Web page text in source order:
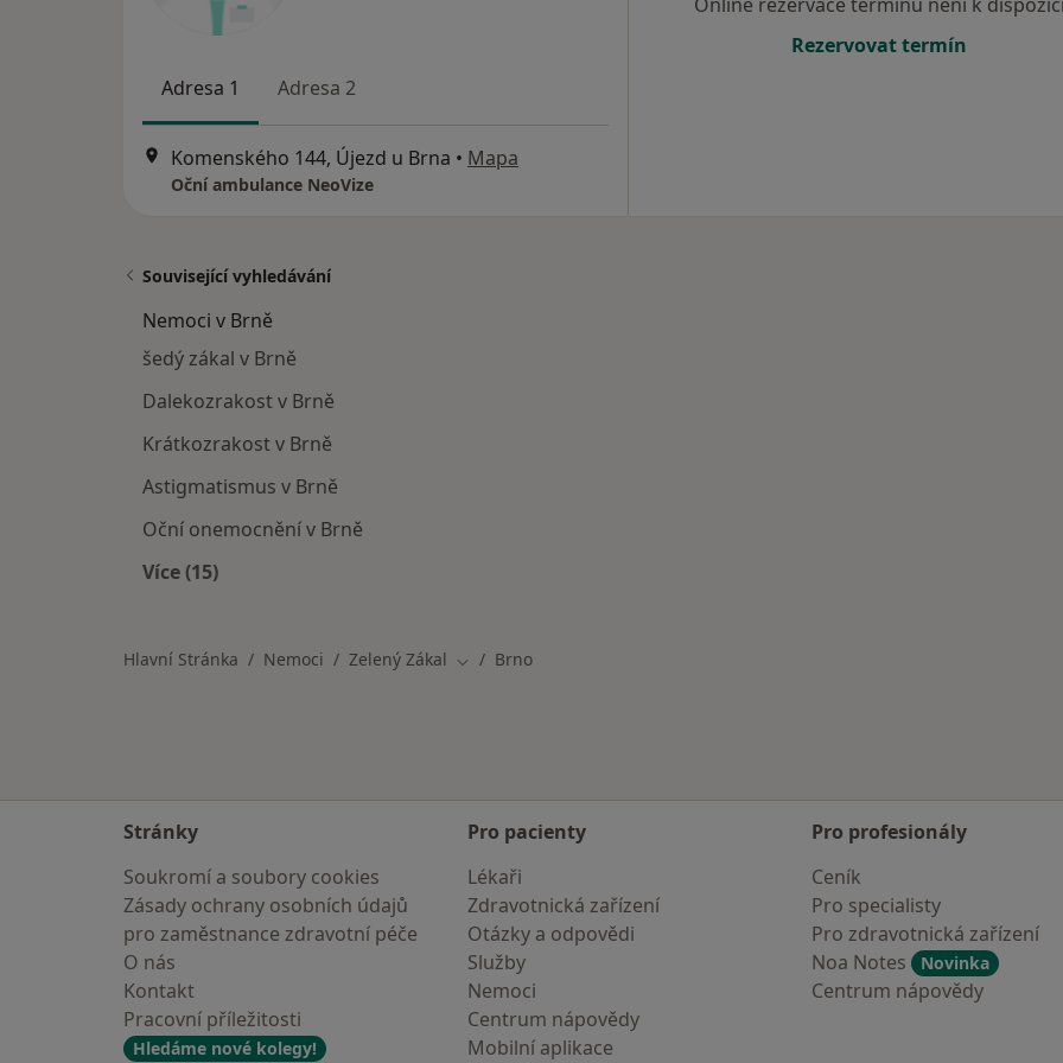
Adresa 1 Adresa 2
Komenského 144, Újezd u Brna • Mapa
Oční ambulance NeoVize
Rezervovat termín
Související vyhledávání
Nemoci v Brně
šedý zákal v Brně
Dalekozrakost v Brně
Krátkozrakost v Brně
Astigmatismus v Brně
Oční onemocnění v Brně
Více (15)
Hlavní Stránka Nemoci Zelený Zákal Změna města
Brno
Stránky
Soukromí a soubory cookies
Zásady ochrany osobních údajů
pro zaměstnance zdravotní péče
O nás
Kontakt
Pracovní příležitosti
Hledáme nové kolegy!
Pro pacienty
Lékaři
Zdravotnická zařízení
Otázky a odpovědi
Služby
Nemoci
Centrum nápovědy
Mobilní aplikace
Pro profesionály
Ceník
Pro specialisty
Pro zdravotnická zařízení
Noa Notes
Novinka
Centrum nápovědy